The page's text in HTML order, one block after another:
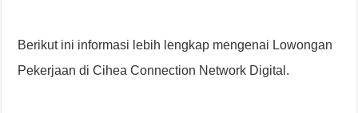
Berikut ini informasi lebih lengkap mengenai Lowongan
Pekerjaan di Cihea Connection Network Digital.